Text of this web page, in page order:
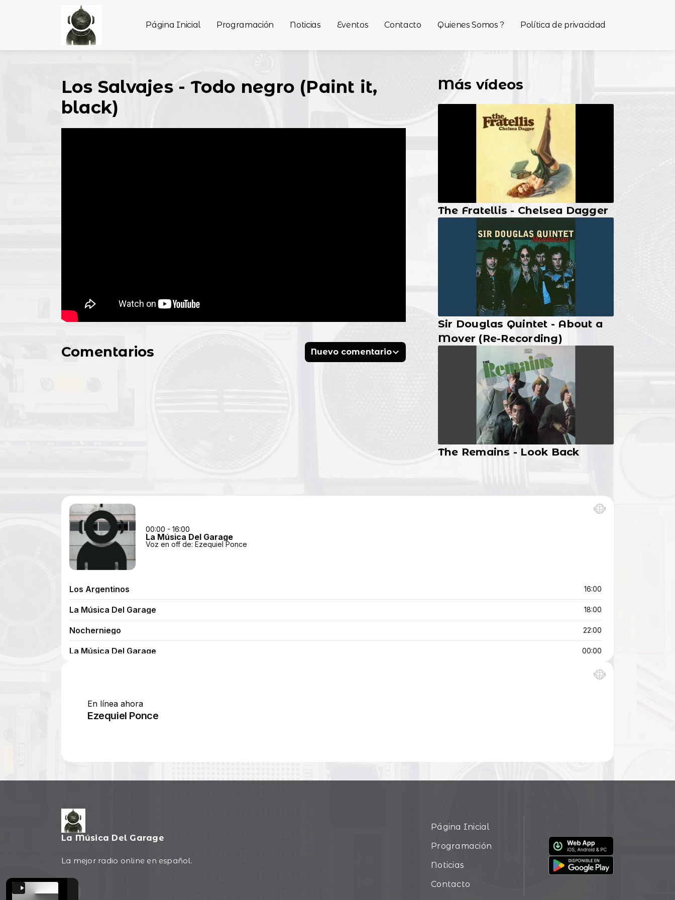
Página Inicial Programación Noticias Eventos Contacto Quienes Somos ? Política de privacidad
Los Salvajes - Todo negro (Paint it,
black)
Más vídeos
The Fratellis - Chelsea Dagger
Sir Douglas Quintet - About a
Mover (Re-Recording)
The Remains - Look Back
Comentarios Nuevo comentario
La Música Del Garage
La mejor radio online en español.
Página Inicial
Programación
Noticias
Contacto